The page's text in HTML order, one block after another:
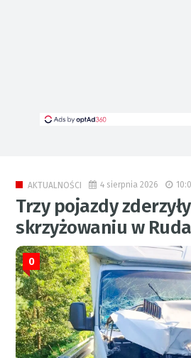
AKTUALNOŚCI 4 sierpnia 2026
Trzy pojazdy
skrzyżowaniu w
0